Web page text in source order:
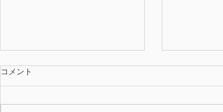
コメント